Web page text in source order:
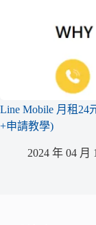
Line Mobile 月租24
+申請教學)
2024 年 04 月